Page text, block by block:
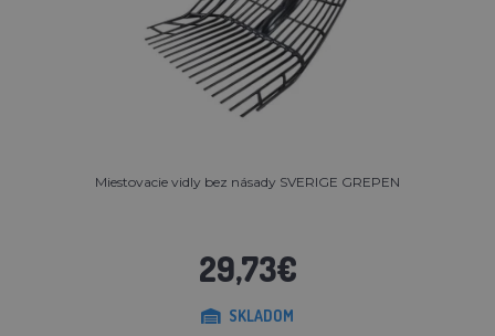
Miestovacie vidly bez násady SVERIGE GREPEN
29,73€
SKLADOM